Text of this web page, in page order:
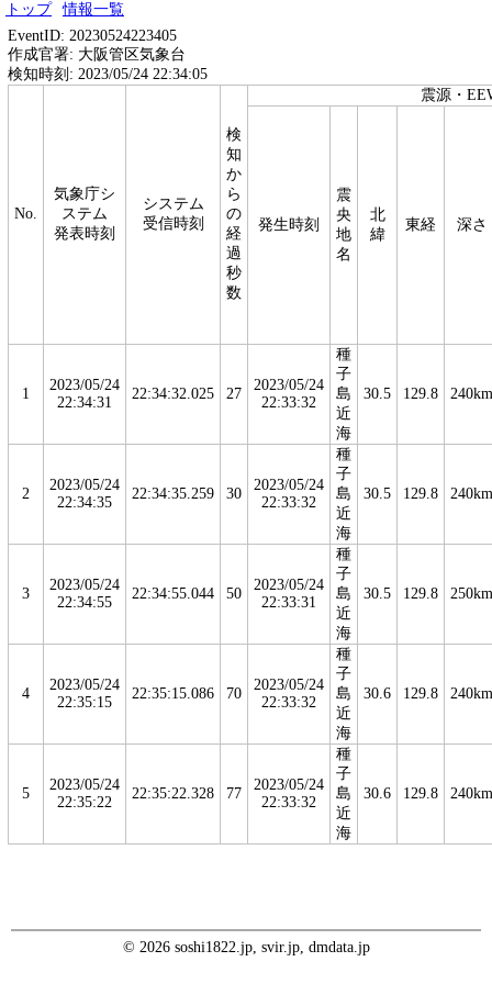
トップ
情報一覧
EventID: 20230524223405
作成官署: 大阪管区気象台
検知時刻: 2023/05/24 22:34:05
No.
気象庁シ
ステム
発表時刻
システム
受信時刻
検
知
か
ら
の
経
過
秒
数
震源・
発生時刻
震
央
地
名
北
緯
東経 深さ
1
2023/05/24
22:34:31
22:34:32.025 27
2023/05/24
22:33:32
種
子
島
近
海
30.5 129.8 240km
2
2023/05/24
22:34:35
22:34:35.259 30
2023/05/24
22:33:32
種
子
島
近
海
30.5 129.8 240km
3
2023/05/24
22:34:55
22:34:55.044 50
2023/05/24
22:33:31
種
子
島
近
海
30.5 129.8 250km
4
2023/05/24
22:35:15
22:35:15.086 70
2023/05/24
22:33:32
種
子
島
近
海
30.6 129.8 240km
5
2023/05/24
22:35:22
22:35:22.328 77
2023/05/24
22:33:32
種
子
島
近
海
30.6 129.8 240km
© 2026 soshi1822.jp, svir.jp, dmdata.jp